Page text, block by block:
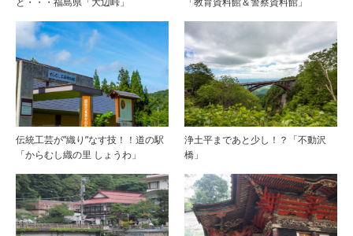
伝統工芸が”織り”なす技！！道の駅
「からむし織の里 しょうわ」
浄土平まであと少し！？「不動沢
橋」